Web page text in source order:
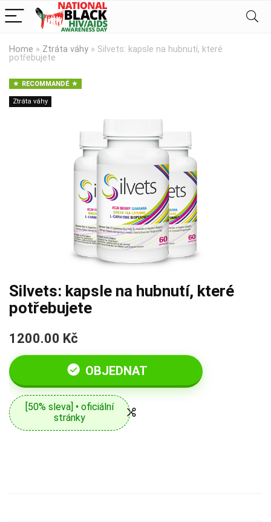
Home » Ztráta váhy » Silvets: kapsle na hubnutí, které
potřebujete
RECOMMANDÉ
Ztráta váhy
Silvets: kapsle na hubnutí, které
potřebujete
1200.00 Kč
OBJEDNAT
[50% sleva] • oficiální
stránky